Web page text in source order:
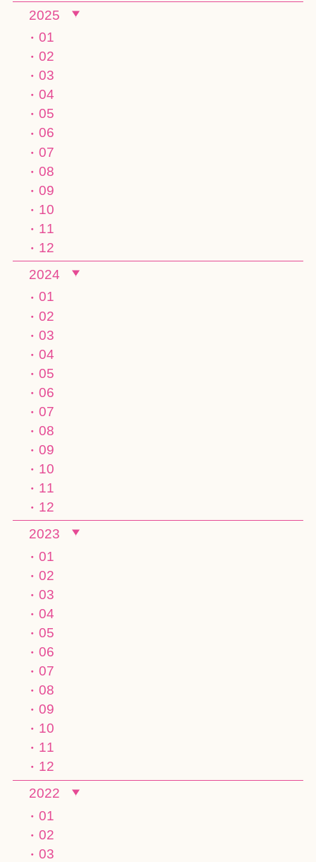
2025
01
02
03
04
05
06
07
08
09
10
11
12
2024
01
02
03
04
05
06
07
08
09
10
11
12
2023
01
02
03
04
05
06
07
08
09
10
11
12
2022
01
02
03